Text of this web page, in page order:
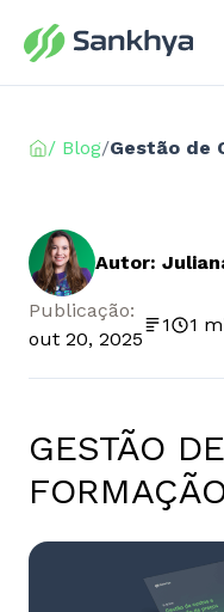
/ Blog/
Autor:
Publicação:
out 20, 2025
1 1
GESTÃO